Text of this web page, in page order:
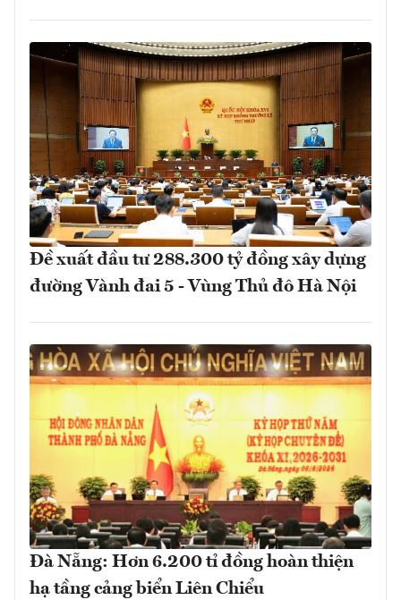
Đề xuất đầu tư 288.300 tỷ đồng xây dựng
đường Vành đai 5 - Vùng Thủ đô Hà Nội
Đà Nẵng: Hơn 6.200 tỉ đồng hoàn thiện
hạ tầng cảng biển Liên Chiểu